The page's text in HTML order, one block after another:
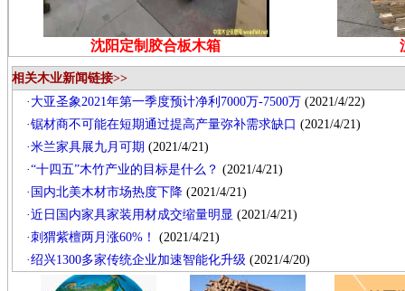
沈阳定制胶合板木箱
相关木业新闻链接>>
· 大亚圣象2021年第一季度预计净利7000万-7500万 (2021/4/22)
·锯材商不可能在短期通过提高产量弥补需求缺口 (2021/4/21)
·米兰家具展九月可期 (2021/4/21)
·“十四五”木竹产业的目标是什么？ (2021/4/21)
· 国内北美木材市场热度下降 (2021/4/21)
·近日国内家具家装用材成交缩量明显 (2021/4/21)
·刺猬紫檀两月涨60%！
(2021/4/21)
·绍兴1300多家传统企业加速智能化升级 (2021/4/20)